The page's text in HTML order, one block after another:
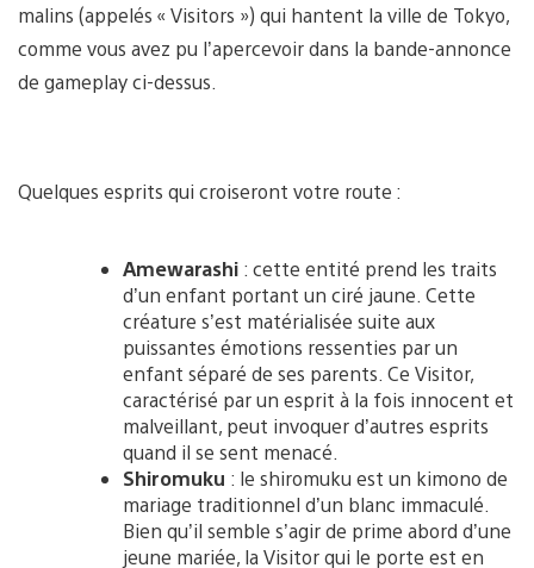
malins (appelés « Visitors ») qui hantent la ville de Tokyo,
comme vous avez pu l’apercevoir dans la bande-annonce
de gameplay ci-dessus.
Quelques esprits qui croiseront votre route :
Amewarashi : cette entité prend les traits
d’un enfant portant un ciré jaune. Cette
créature s’est matérialisée suite aux
puissantes émotions ressenties par un
enfant séparé de ses parents. Ce Visitor,
caractérisé par un esprit à la fois innocent et
malveillant, peut invoquer d’autres esprits
quand il se sent menacé.
Shiromuku : le shiromuku est un kimono de
mariage traditionnel d’un blanc immaculé.
Bien qu’il semble s’agir de prime abord d’une
jeune mariée, la Visitor qui le porte est en